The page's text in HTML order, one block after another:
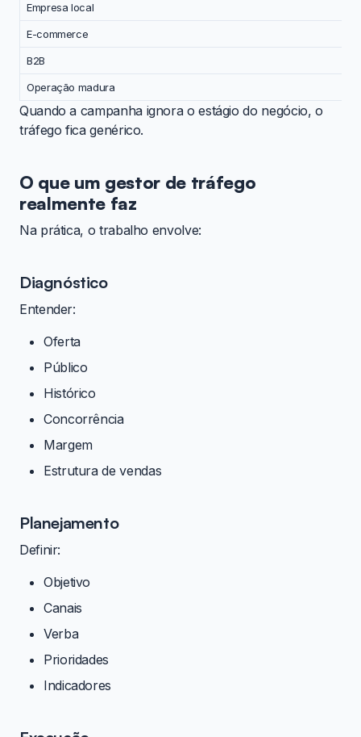
Empresa local
E-commerce
B2B
Operação madura
Quando a campanha ignora o estágio do negócio, o
tráfego fica genérico.
O que um gestor de tráfego
realmente faz
Na prática, o trabalho envolve:
Diagnóstico
Entender:
Oferta
Público
Histórico
Concorrência
Margem
Estrutura de vendas
Planejamento
Definir:
Objetivo
Canais
Verba
Prioridades
Indicadores